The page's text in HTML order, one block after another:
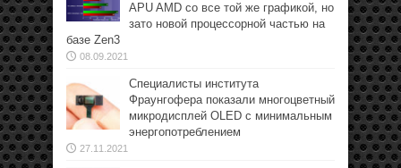
APU AMD со все той же графикой, но
зато новой процессорной частью на
базе Zen3
08.09.2021
Специалисты института
Фраунгофера показали многоцветный
микродисплей OLED с минимальным
энергопотреблением
27.11.2021